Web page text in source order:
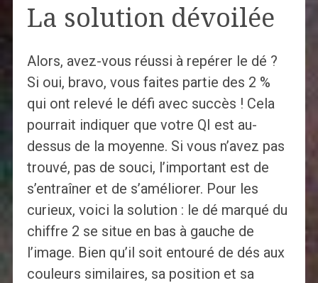
La solution dévoilée
Alors, avez-vous réussi à repérer le dé ?
Si oui, bravo, vous faites partie des 2 %
qui ont relevé le défi avec succès ! Cela
pourrait indiquer que votre QI est au-
dessus de la moyenne. Si vous n’avez pas
trouvé, pas de souci, l’important est de
s’entraîner et de s’améliorer. Pour les
curieux, voici la solution : le dé marqué du
chiffre 2 se situe en bas à gauche de
l’image. Bien qu’il soit entouré de dés aux
couleurs similaires, sa position et sa